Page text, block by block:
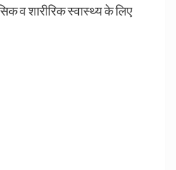
व शारीरिक स्वास्थ्य के लिए